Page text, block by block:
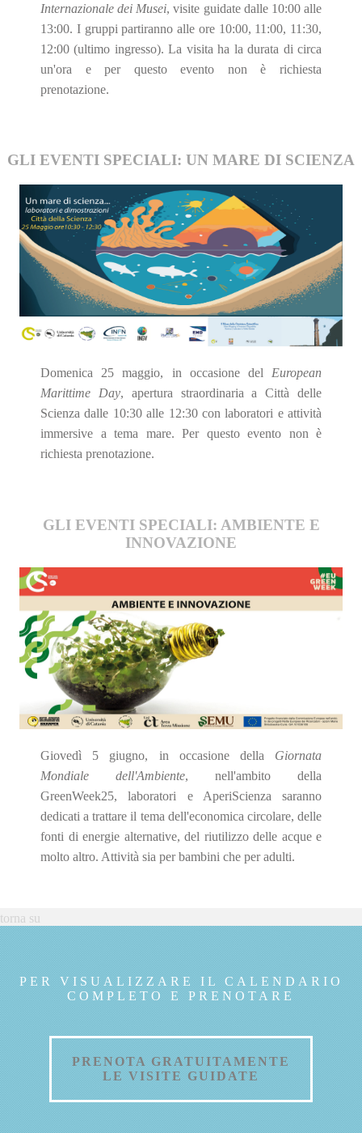
Internazionale dei Musei, visite guidate dalle 10:00 alle
13:00. I gruppi partiranno alle ore 10:00, 11:00, 11:30,
12:00 (ultimo ingresso). La visita ha la durata di circa
un'ora e per questo evento non è richiesta
prenotazione.
GLI EVENTI SPECIALI: UN MARE DI SCIENZA
Domenica 25 maggio, in occasione del European
Marittime Day, apertura straordinaria a Città delle
Scienza dalle 10:30 alle 12:30 con laboratori e attività
immersive a tema mare. Per questo evento non è
richiesta prenotazione.
GLI EVENTI SPECIALI: AMBIENTE E
INNOVAZIONE
Giovedì 5 giugno, in occasione della Giornata
Mondiale dell'Ambiente, nell'ambito della
GreenWeek25, laboratori e AperiScienza saranno
dedicati a trattare il tema dell'economica circolare, delle
fonti di energie alternative, del riutilizzo delle acque e
molto altro. Attività sia per bambini che per adulti.
torna su
PER VISUALIZZARE IL CALENDARIO
COMPLETO E PRENOTARE
PRENOTA GRATUITAMENTE
LE VISITE GUIDATE